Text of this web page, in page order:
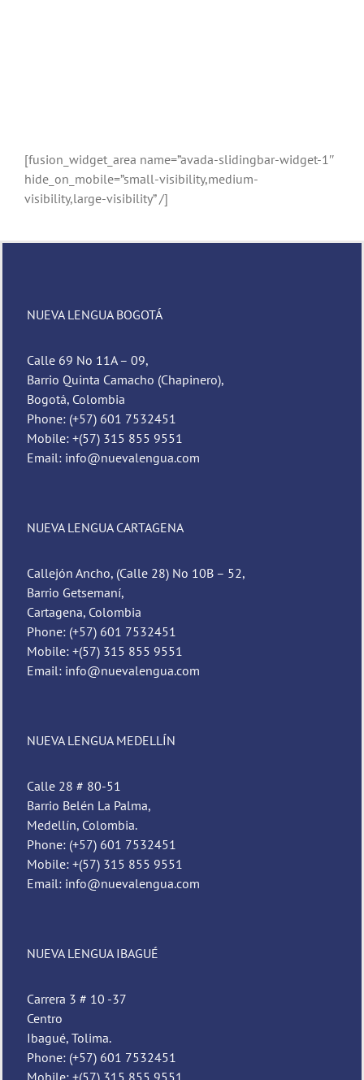
[fusion_widget_area name=”avada-slidingbar-widget-1″
hide_on_mobile=”small-visibility,medium-
visibility,large-visibility” /]
NUEVA LENGUA BOGOTÁ
Calle 69 No 11A – 09,
Barrio Quinta Camacho (Chapinero),
Bogotá, Colombia
Phone: (+57) 601 7532451
Mobile: +(57) 315 855 9551
Email: info@nuevalengua.com
NUEVA LENGUA CARTAGENA
Callejón Ancho, (Calle 28) No 10B – 52,
Barrio Getsemaní,
Cartagena, Colombia
Phone: (+57) 601 7532451
Mobile: +(57) 315 855 9551
Email: info@nuevalengua.com
NUEVA LENGUA MEDELLÍN
Calle 28 # 80-51
Barrio Belén La Palma,
Medellín, Colombia.
Phone: (+57) 601 7532451
Mobile: +(57) 315 855 9551
Email: info@nuevalengua.com
NUEVA LENGUA IBAGUÉ
Carrera 3 # 10 -37
Centro
Ibagué, Tolima.
Phone: (+57) 601 7532451
Mobile: +(57) 315 855 9551